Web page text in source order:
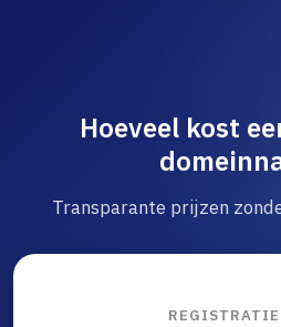
Hoeveel kost
Transparante prijzen